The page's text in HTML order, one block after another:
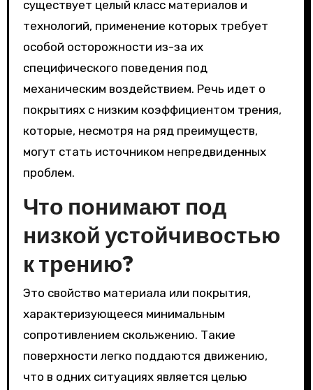
существует целый класс материалов и
технологий, применение которых требует
особой осторожности из-за их
специфического поведения под
механическим воздействием. Речь идет о
покрытиях с низким коэффициентом трения,
которые, несмотря на ряд преимуществ,
могут стать источником непредвиденных
проблем.
Что понимают под
низкой устойчивостью
к трению?
Это свойство материала или покрытия,
характеризующееся минимальным
сопротивлением скольжению. Такие
поверхности легко поддаются движению,
что в одних ситуациях является целью